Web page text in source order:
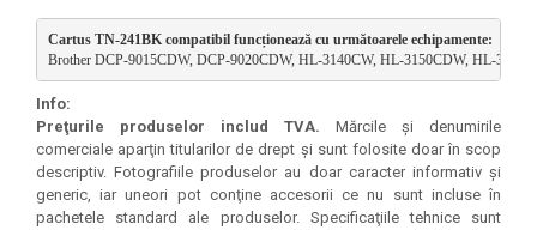
Cartus TN-241BK compatibil funcționează cu următoarele echipamente:
Brother DCP-9015CDW, DCP-9020CDW, HL-3140CW, HL-3150CDW, HL-
Info:
Preţurile produselor includ TVA. Mărcile şi denumirile
comerciale aparţin titularilor de drept şi sunt folosite doar în scop
descriptiv. Fotografiile produselor au doar caracter informativ şi
generic, iar uneori pot conţine accesorii ce nu sunt incluse în
pachetele standard ale produselor. Specificaţiile tehnice sunt